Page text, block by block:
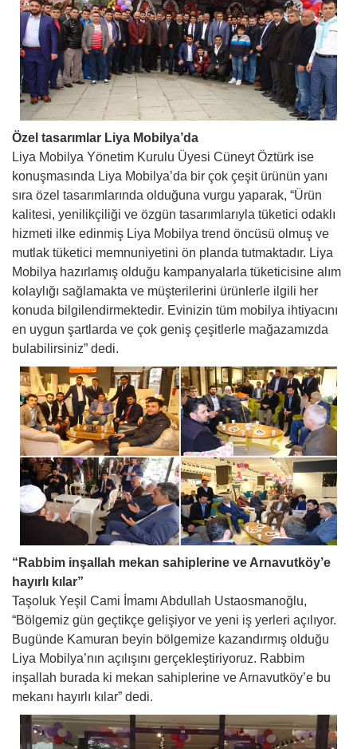
Özel tasarımlar Liya Mobilya’da
Liya Mobilya Yönetim Kurulu Üyesi Cüneyt Öztürk ise
konuşmasında Liya Mobilya’da bir çok çeşit ürünün yanı
sıra özel tasarımlarında olduğuna vurgu yaparak, “Ürün
kalitesi, yenilikçiliği ve özgün tasarımlarıyla tüketici odaklı
hizmeti ilke edinmiş Liya Mobilya trend öncüsü olmuş ve
mutlak tüketici memnuniyetini ön planda tutmaktadır. Liya
Mobilya hazırlamış olduğu kampanyalarla tüketicisine alım
kolaylığı sağlamakta ve müşterilerini ürünlerle ilgili her
konuda bilgilendirmektedir. Evinizin tüm mobilya ihtiyacını
en uygun şartlarda ve çok geniş çeşitlerle mağazamızda
bulabilirsiniz” dedi.
“Rabbim inşallah mekan sahiplerine ve Arnavutköy’e
hayırlı kılar”
Taşoluk Yeşil Cami İmamı Abdullah Ustaosmanoğlu,
“Bölgemiz gün geçtikçe gelişiyor ve yeni iş yerleri açılıyor.
Bugünde Kamuran beyin bölgemize kazandırmış olduğu
Liya Mobilya’nın açılışını gerçekleştiriyoruz. Rabbim
inşallah burada ki mekan sahiplerine ve Arnavutköy’e bu
mekanı hayırlı kılar” dedi.